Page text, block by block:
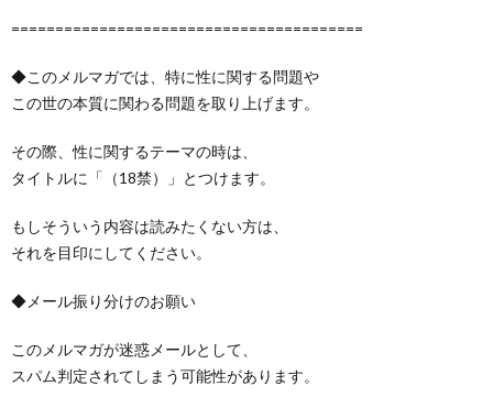
========================================
◆このメルマガでは、特に性に関する問題や
この世の本質に関わる問題を取り上げます。
その際、性に関するテーマの時は、
タイトルに「（18禁）」とつけます。
もしそういう内容は読みたくない方は、
それを目印にしてください。
◆メール振り分けのお願い
このメルマガが迷惑メールとして、
スパム判定されてしまう可能性があります。